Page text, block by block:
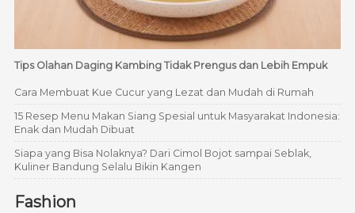
Tips Olahan Daging Kambing Tidak Prengus dan Lebih Empuk
Cara Membuat Kue Cucur yang Lezat dan Mudah di Rumah
15 Resep Menu Makan Siang Spesial untuk Masyarakat Indonesia:
Enak dan Mudah Dibuat
Siapa yang Bisa Nolaknya? Dari Cimol Bojot sampai Seblak,
Kuliner Bandung Selalu Bikin Kangen
Fashion